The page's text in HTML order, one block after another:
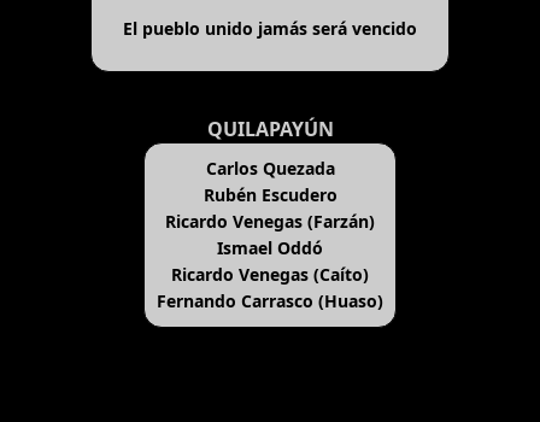
El pueblo unido jamás será vencido
QUILAPAYÚN
Carlos Quezada
Rubén Escudero
Ricardo Venegas (Farzán)
Ismael Oddó
Ricardo Venegas (Caíto)
Fernando Carrasco (Huaso)